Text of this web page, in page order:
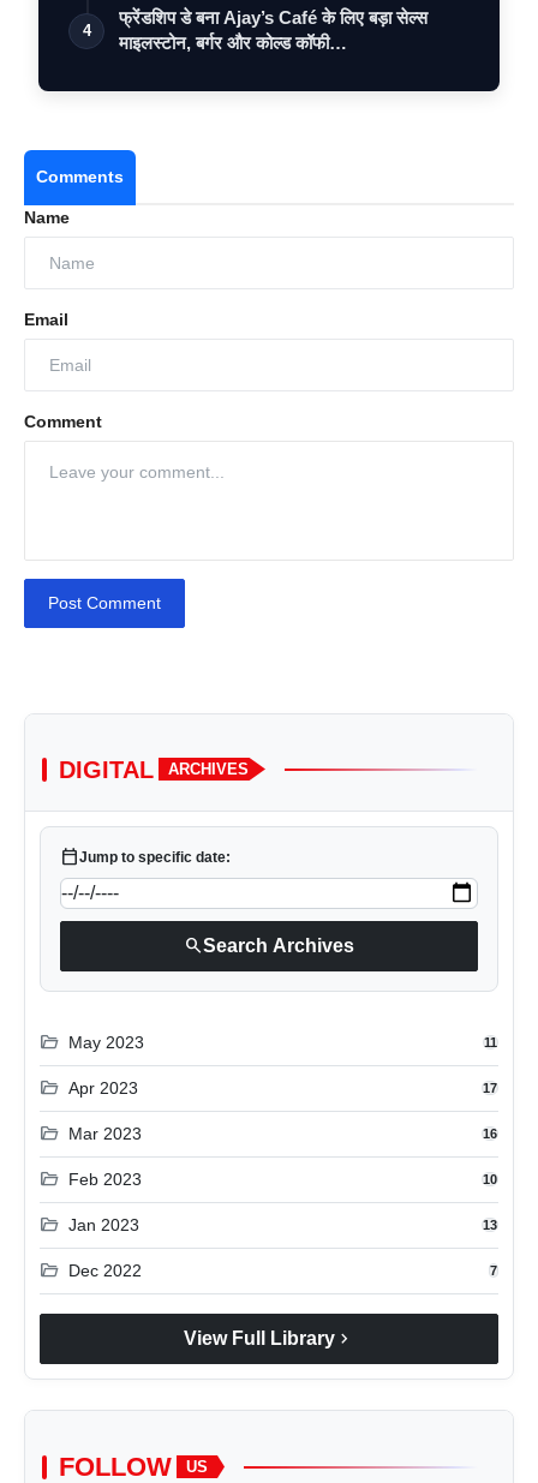
4
फ्रेंडशिप डे बना Ajay’s Café के लिए बड़ा सेल्स
माइलस्टोन, बर्गर और कोल्ड कॉफी…
Comments
Name
Email
Comment
Post Comment
DIGITAL ARCHIVES
calendar_todayJump to specific date:
searchSearch Archives
folder_open May 2023 11
folder_open Apr 2023 17
folder_open Mar 2023 16
folder_open Feb 2023 10
folder_open Jan 2023 13
folder_open Dec 2022 7
View Full Library chevron_right
FOLLOW US